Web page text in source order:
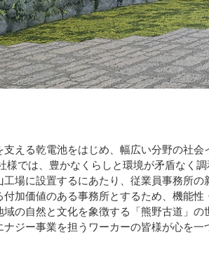
える乾電池をはじめ、幅広い分野の社
様では、豊かなくらしと環境が矛盾なく
場に設置するにあたり、従業員事務所
加価値のある事務所とするため、機能性
の自然と文化を象徴する「熊野古道」
ジー事業を担うワーカーの皆様が心を